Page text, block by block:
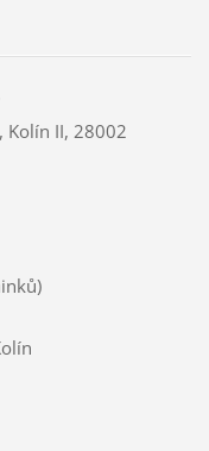
Kolín II, 28002